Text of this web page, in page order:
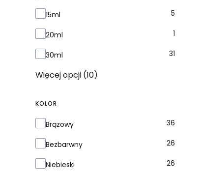
15ml 5
20ml 1
30ml 31
Więcej opcji (10)
KOLOR
Kolor
Brązowy 36
Bezbarwny 26
Niebieski 26